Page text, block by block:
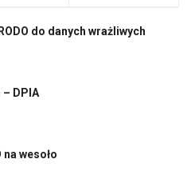
do danych wrażliwych
– DPIA
na wesoło